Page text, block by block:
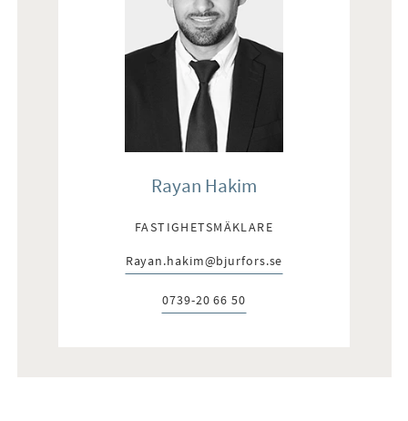
Rayan Hakim
FASTIGHETSMÄKLARE
E-post:
Rayan.hakim@bjurfors.se
Telefon:
0739-20 66 50